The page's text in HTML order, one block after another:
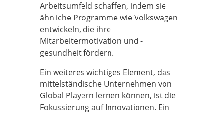
Arbeitsumfeld schaffen, indem sie
ähnliche Programme wie Volkswagen
entwickeln, die ihre
Mitarbeitermotivation und -
gesundheit fördern.
Ein weiteres wichtiges Element, das
mittelständische Unternehmen von
Global Playern lernen können, ist die
Fokussierung auf Innovationen. Ein